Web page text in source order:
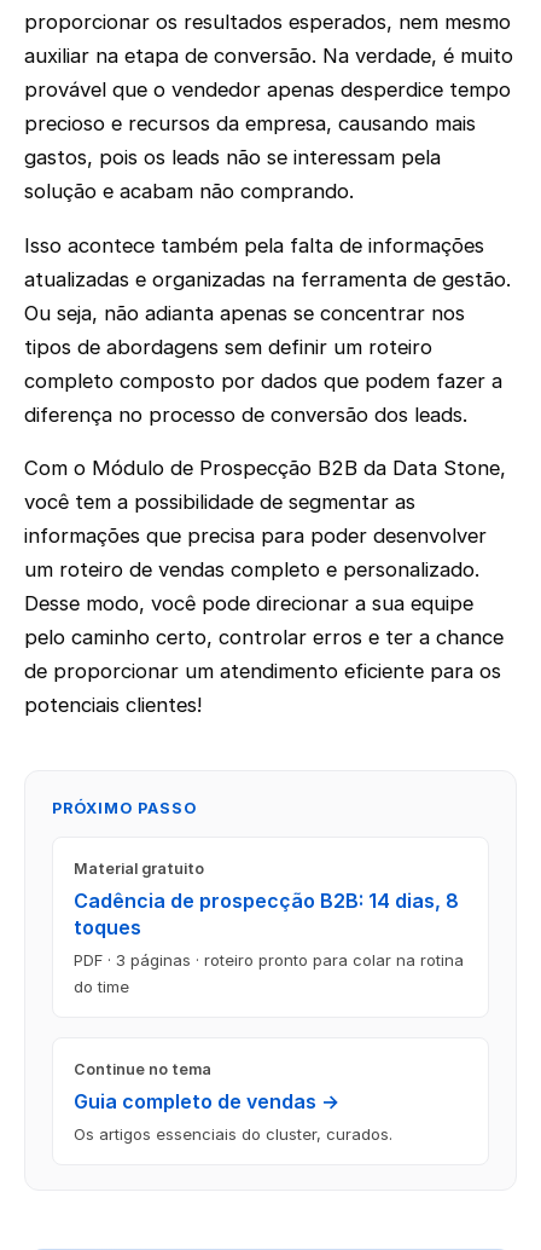
proporcionar os resultados esperados, nem mesmo
auxiliar na etapa de conversão. Na verdade, é muito
provável que o vendedor apenas desperdice tempo
precioso e recursos da empresa, causando mais
gastos, pois os leads não se interessam pela
solução e acabam não comprando.
Isso acontece também pela falta de informações
atualizadas e organizadas na ferramenta de gestão.
Ou seja, não adianta apenas se concentrar nos
tipos de abordagens sem definir um roteiro
completo composto por dados que podem fazer a
diferença no processo de conversão dos leads.
Com o Módulo de Prospecção B2B da Data Stone,
você tem a possibilidade de segmentar as
informações que precisa para poder desenvolver
um roteiro de vendas completo e personalizado.
Desse modo, você pode direcionar a sua equipe
pelo caminho certo, controlar erros e ter a chance
de proporcionar um atendimento eficiente para os
potenciais clientes!
PRÓXIMO PASSO
Material gratuito
Cadência de prospecção B2B: 14 dias, 8
toques
PDF · 3 páginas · roteiro pronto para colar na rotina
do time
Continue no tema
Guia completo de vendas →
Os artigos essenciais do cluster, curados.